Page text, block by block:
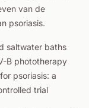
van de
psoriasis.
saltwater baths
B phototherapy
psoriasis: a
trial